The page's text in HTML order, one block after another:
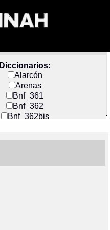
Diccionarios:
Alarcón
Arenas
Bnf_361
Bnf_362
Bnf_362bis
Docs_México